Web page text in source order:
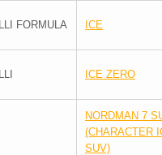
FORMULA ICE
ICE ZERO
NORDMAN 7
(CHARACTER
SUV)